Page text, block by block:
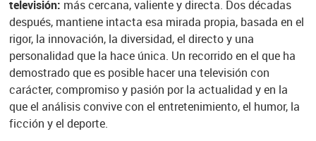
televisión: más cercana, valiente y directa. Dos décadas
después, mantiene intacta esa mirada propia, basada en el
rigor, la innovación, la diversidad, el directo y una
personalidad que la hace única. Un recorrido en el que ha
demostrado que es posible hacer una televisión con
carácter, compromiso y pasión por la actualidad y en la
que el análisis convive con el entretenimiento, el humor, la
ficción y el deporte.